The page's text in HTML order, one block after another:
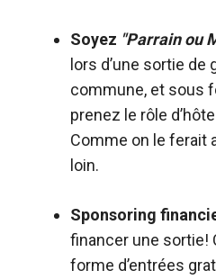
Soyez "Parrain ou
lors d’une sortie de
commune, et sous
prenez le rôle d’hôte
Comme on le ferait
loin.
Sponsoring
financer une sortie!
forme d’entrées